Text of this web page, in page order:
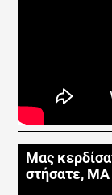
Μας
στήσατε,